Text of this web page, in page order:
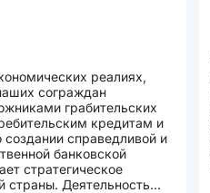
реалиях,
сограждан
грабительских
кредитам и
создании справедливой и
банковской
стратегическое